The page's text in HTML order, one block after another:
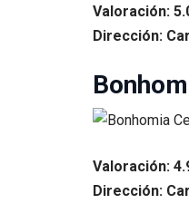
Valoración:
Dirección:
Valoración:
Dirección: